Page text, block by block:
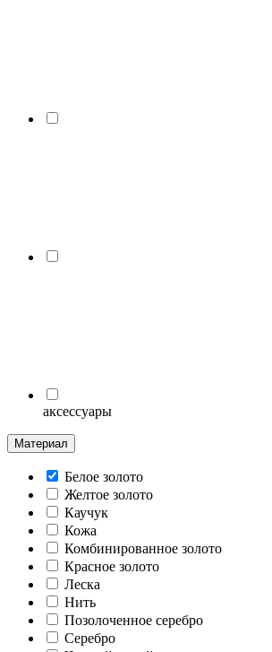
аксессуары
Материал
Белое золото
Желтое золото
Каучук
Кожа
Комбинированное золото
Красное золото
Леска
Нить
Позолоченное серебро
Серебро